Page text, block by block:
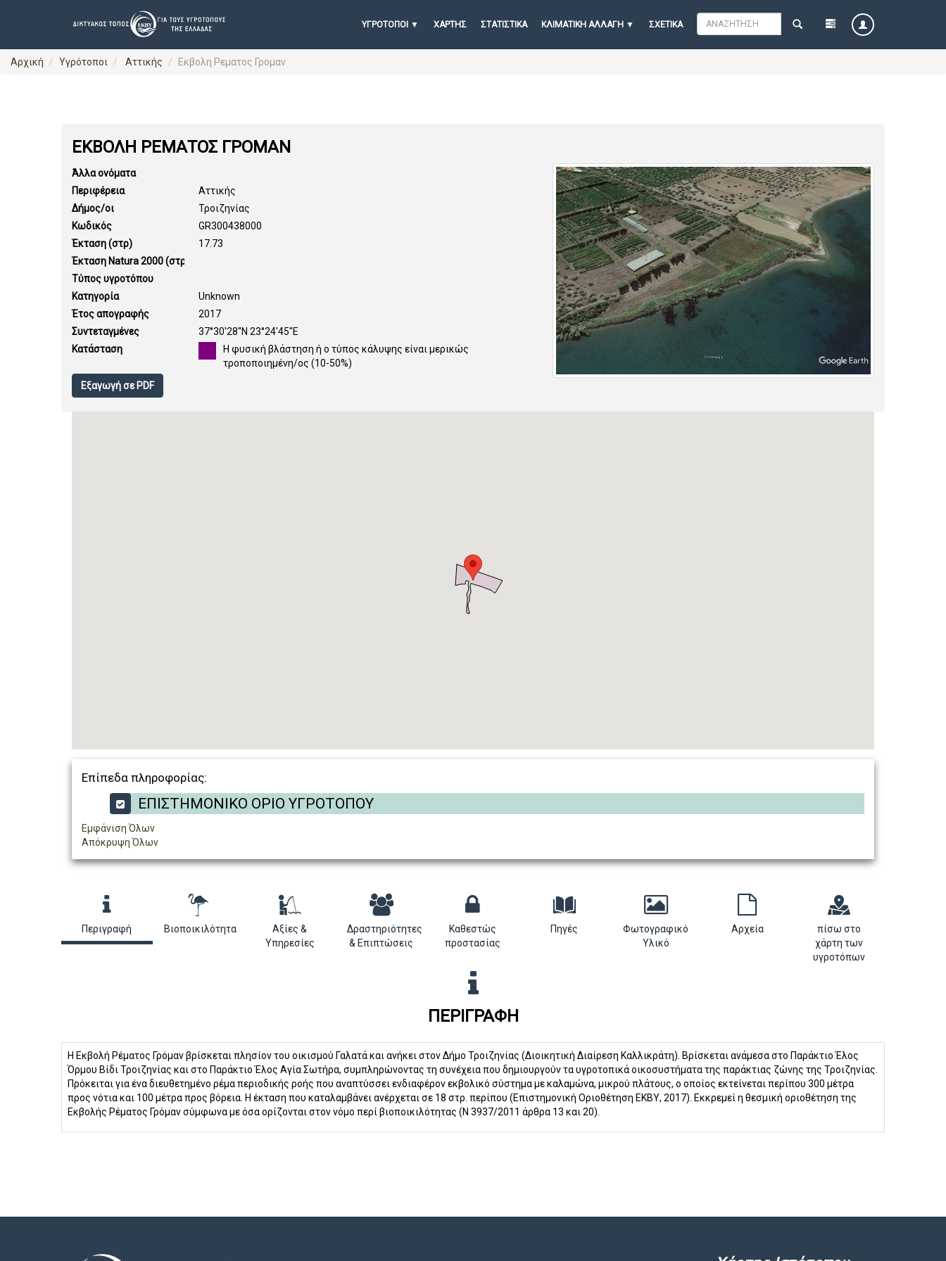
ΥΓΡΟΤΟΠΟΙ ΧΆΡΤΗΣ ΣΤΑΤΙΣΤΙΚΆ ΚΛΙΜΑΤΙΚΗ ΑΛΛΑΓΗ ΣΧΕΤΙΚΆ
Αρχική Υγρότοποι Αττικής Εκβολη Ρεματος Γρομαν
ΕΚΒΟΛΗ ΡΕΜΑΤΟΣ ΓΡΟΜΑΝ
Άλλα ονόματα
Περιφέρεια
Αττικής
Δήμος/οι
Τροιζηνίας
Κωδικός
GR300438000
Έκταση (στρ)
17.73
Έκταση Natura 2000 (στρ)
Τύπος υγροτόπου
Κατηγορία
Unknown
Έτος απογραφής
2017
Συντεταγμένες
37°30'28''N 23°24'45''E
Κατάσταση
Η φυσική βλάστηση ή ο τύπος κάλυψης είναι μερικώς
τροποποιημένη/ος (10-50%)
Εξαγωγή σε PDF
Επίπεδα πληροφορίας:
ΕΠΙΣΤΗΜΟΝΙΚΟ ΟΡΙΟ ΥΓΡΟΤΟΠΟΥ
Εμφάνιση Όλων
Απόκρυψη Όλων
Περιγραφή Βιοποικιλότητα
Αξίες &
Υπηρεσίες
Δραστηριότητες
& Επιπτώσεις
Καθεστώς
προστασίας
Πηγές
Φωτογραφικό
Υλικό
Αρχεία
πίσω στο
χάρτη των
υγροτόπων
ΠΕΡΙΓΡΑΦΉ
Η Εκβολή Ρέματος Γρόμαν βρίσκεται πλησίον του οικισμού Γαλατά και ανήκει στον Δήμο Τροιζηνίας (Διοικητική Διαίρεση Καλλικράτη). Βρίσκεται ανάμεσα στο Παράκτιο Έλος
Όρμου Βίδι Τροιζηνίας και στο Παράκτιο Έλος Αγία Σωτήρα, συμπληρώνοντας τη συνέχεια που δημιουργούν τα υγροτοπικά οικοσυστήματα της παράκτιας ζώνης της Τροιζηνίας.
Πρόκειται για ένα διευθετημένο ρέμα περιοδικής ροής που αναπτύσσει ενδιαφέρον εκβολικό σύστημα με καλαμώνα, μικρού πλάτους, ο οποίος εκτείνεται περίπου 300 μέτρα
προς νότια και 100 μέτρα προς βόρεια. Η έκταση που καταλαμβάνει ανέρχεται σε 18 στρ. περίπου (Επιστημονική Οριοθέτηση ΕΚΒΥ, 2017). Εκκρεμεί η θεσμική οριοθέτηση της
Εκβολής Ρέματος Γρόμαν σύμφωνα με όσα ορίζονται στον νόμο περί βιοποικιλότητας (Ν 3937/2011 άρθρα 13 και 20).